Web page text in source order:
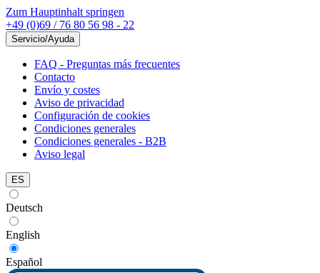
Zum Hauptinhalt springen
+49 (0)69 / 76 80 56 98 - 22
Servicio/Ayuda
FAQ - Preguntas más frecuentes
Contacto
Envío y costes
Aviso de privacidad
Configuración de cookies
Condiciones generales
Condiciones generales - B2B
Aviso legal
ES
Deutsch
English
Español